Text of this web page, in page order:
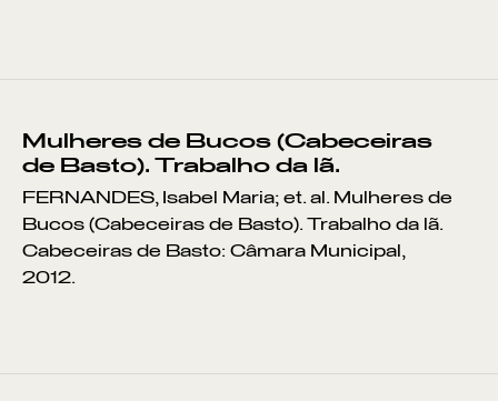
Mulheres de Bucos (Cabeceiras
de Basto). Trabalho da lã.
FERNANDES, Isabel Maria; et. al. Mulheres de
Bucos (Cabeceiras de Basto). Trabalho da lã.
Cabeceiras de Basto: Câmara Municipal,
2012.